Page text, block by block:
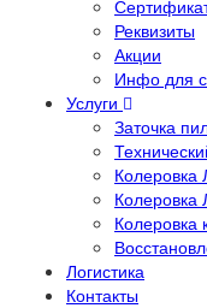
Реквизиты
Акции
Инфо для
Услуги
Заточка
Колеровка
Логистика
Контакты